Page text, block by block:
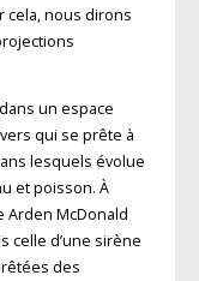
cela, nous dirons
un espace
qui se prête à
lesquels évolue
et poisson. À
Arden McDonald
celle d’une sirène
des